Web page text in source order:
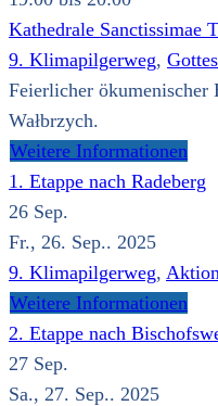
Kathedrale Sanctissimae
9. Klimapilgerweg,
Feierlicher
Wałbrzych.
Weitere Informationen
1. Etappe nach Radeberg
26 Sep.
Fr., 26. Sep.. 2025
9. Klimapilgerweg,
Weitere Informationen
2. Etappe nach
27 Sep.
Sa., 27. Sep.. 2025